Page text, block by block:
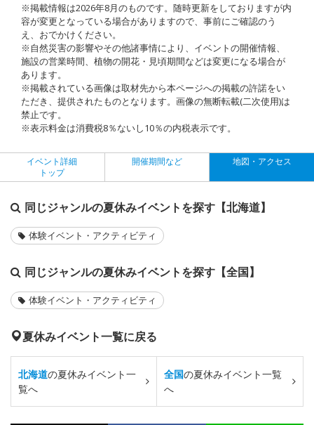
※掲載情報は2026年8月のものです。随時更新をしておりますが内
容が変更となっている場合がありますので、事前にご確認のう
え、おでかけください。
※自然災害の影響やその他諸事情により、イベントの開催情報、
施設の営業時間、植物の開花・見頃期間などは変更になる場合が
あります。
※掲載されている画像は取材先から本ページへの掲載の許諾をい
ただき、提供されたものとなります。画像の無断転載(二次使用)は
禁止です。
※表示料金は消費税8％ないし10％の内税表示です。
イベント詳細
トップ
開催期間など 地図・アクセス
同じジャンルの夏休みイベントを探す【北海道】
体験イベント・アクティビティ
同じジャンルの夏休みイベントを探す【全国】
体験イベント・アクティビティ
夏休みイベント一覧に戻る
北海道の夏休みイベント一
覧へ
全国の夏休みイベント一覧
へ